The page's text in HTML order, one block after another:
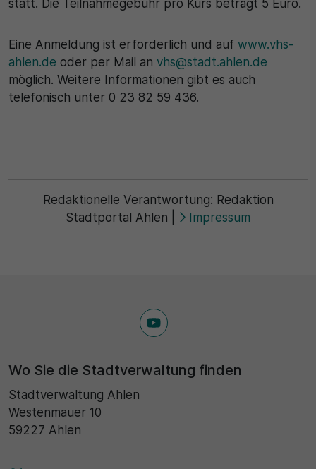
statt. Die Teilnahmegebühr pro Kurs beträgt 5 Euro.
Eine Anmeldung ist erforderlich und auf www.vhs-
ahlen.de oder per Mail an vhs@stadt.ahlen.de
möglich. Weitere Informationen gibt es auch
telefonisch unter 0 23 82 59 436.
Redaktionelle Verantwortung: Redaktion
Stadtportal Ahlen
Impressum
Wo Sie die Stadtverwaltung finden
Stadtverwaltung Ahlen
Westenmauer 10
59227 Ahlen